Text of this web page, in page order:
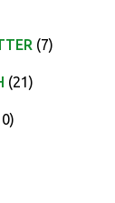
(7)
(21)